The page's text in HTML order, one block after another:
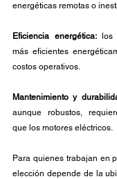
energéticas remotas o
Eficiencia energética: los
más eficientes
costos operativos.
Mantenimiento y
aunque robustos,
que los motores eléctricos.
Para quienes trabajan en
elección depende de la